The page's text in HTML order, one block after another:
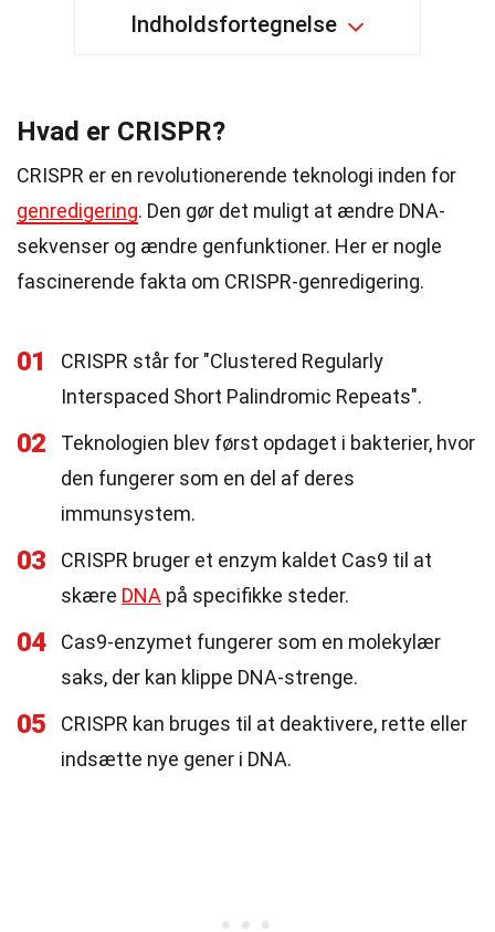
Indholdsfortegnelse
Hvad er CRISPR?
CRISPR er en revolutionerende teknologi inden for
genredigering. Den gør det muligt at ændre DNA-
sekvenser og ændre genfunktioner. Her er nogle
fascinerende fakta om CRISPR-genredigering.
01
CRISPR står for "Clustered Regularly
Interspaced Short Palindromic Repeats".
02
Teknologien blev først opdaget i bakterier, hvor
den fungerer som en del af deres
immunsystem.
03
CRISPR bruger et enzym kaldet Cas9 til at
skære DNA på specifikke steder.
04
Cas9-enzymet fungerer som en molekylær
saks, der kan klippe DNA-strenge.
05
CRISPR kan bruges til at deaktivere, rette eller
indsætte nye gener i DNA.